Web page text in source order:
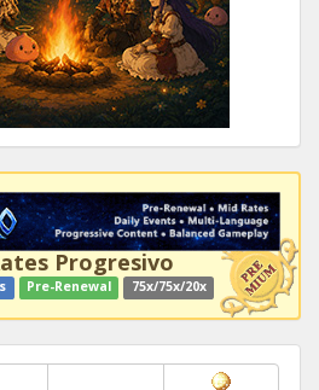
Progresivo
Pre-Renewal 75x/75x/20x